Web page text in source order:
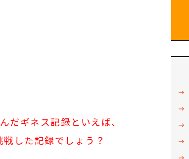
だギネス記録といえば、
した記録でしょう？